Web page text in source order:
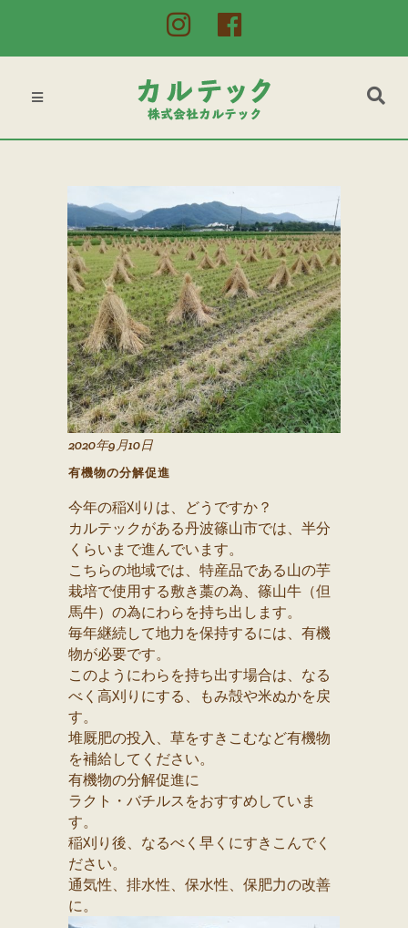
2020年9月10日
有機物の分解促進
今年の稲刈りは、どうですか？
カルテックがある丹波篠山市では、半分
くらいまで進んでいます。
こちらの地域では、特産品である山の芋
栽培で使用する敷き藁の為、篠山牛（但
馬牛）の為にわらを持ち出します。
毎年継続して地力を保持するには、有機
物が必要です。
このようにわらを持ち出す場合は、なる
べく高刈りにする、もみ殻や米ぬかを戻
す。
堆厩肥の投入、草をすきこむなど有機物
を補給してください。
有機物の分解促進に
ラクト・バチルスをおすすめしていま
す。
稲刈り後、なるべく早くにすきこんでく
ださい。
通気性、排水性、保水性、保肥力の改善
に。